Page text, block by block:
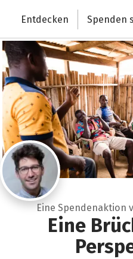
Deutschlands größte
Entdecken Spenden
Eine Spendenaktion
Eine